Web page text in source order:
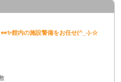
👀✨館内の施設警備をお任せ(^_-)-☆